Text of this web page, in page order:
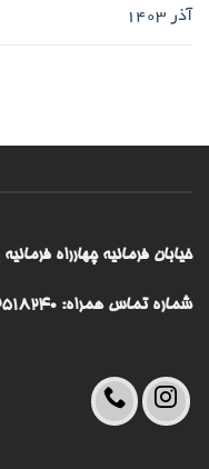
آذر ۱۴۰۳
خیابان فرمانیه چهارراه فرمانیه پلاک
شماره تماس همراه: 09912518240